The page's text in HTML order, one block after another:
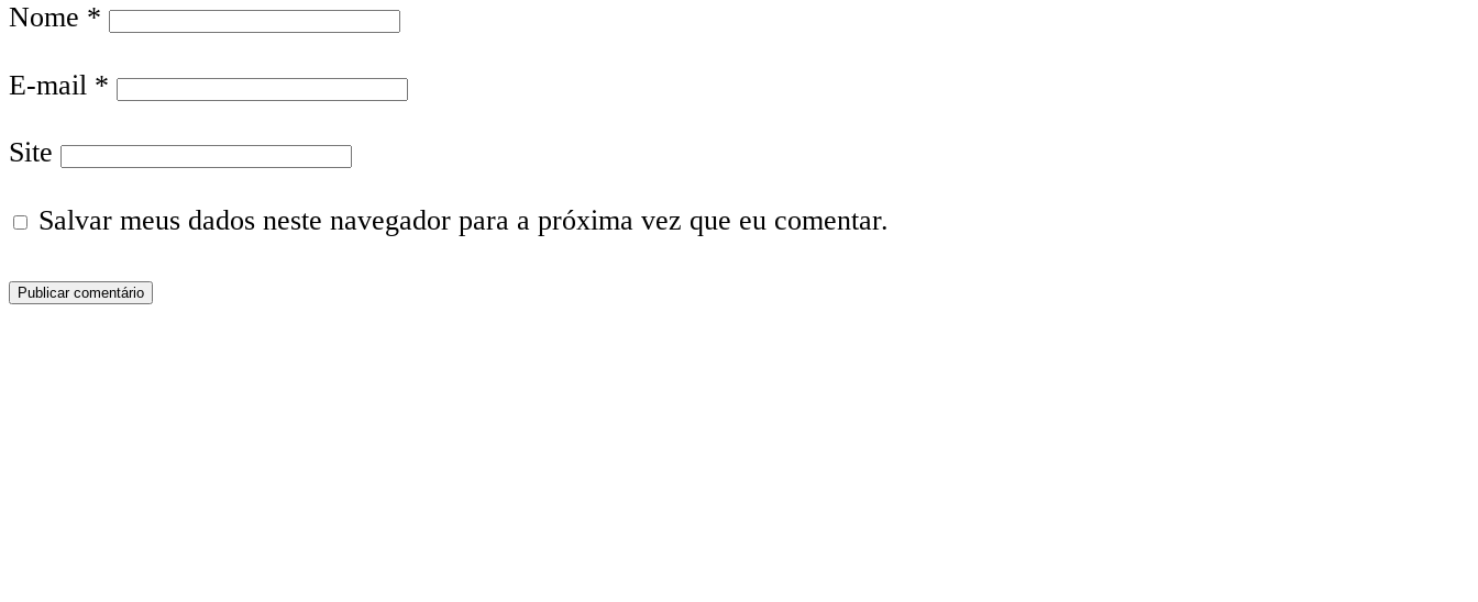
Nome *
E-mail *
Site
Salvar meus dados neste navegador para a próxima vez que eu comentar.